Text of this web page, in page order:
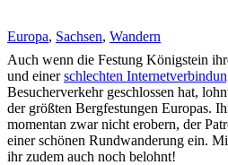
Europa, Sachsen, Wandern
Auch wenn die Festung Königstein
und einerschlechten
Besucherverkehr geschlossen hat,
der größten Bergfestungen Europas.
momentan zwar nicht erobern, der
einer schönen Rundwanderung ein.
ihr zudem auch noch belohnt!